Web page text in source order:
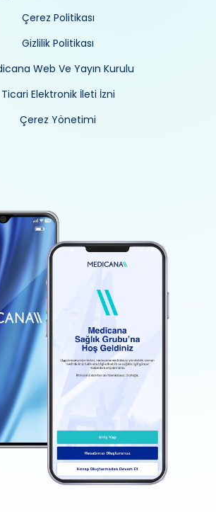
Çerez Politikası
Gizlilik Politikası
Web Ve Yayın Kurulu
Ticari Elektronik İleti İzni
Çerez Yönetimi